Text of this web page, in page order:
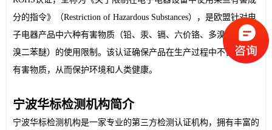
分的指令》（Restriction of Hazardous Substances），是欧盟针对电
子电器产品中六种有害物质（铅、汞、镉、六价铬、多溴联苯和多
溴二苯醚）的使用限制。该认证确保产品在生产过程中不含有这些
有害物质，从而保护环境和人类健康。
宁波华标检测机构简介
宁波华标检测机构是一家专业的第三方检测认证机构，拥有丰富的